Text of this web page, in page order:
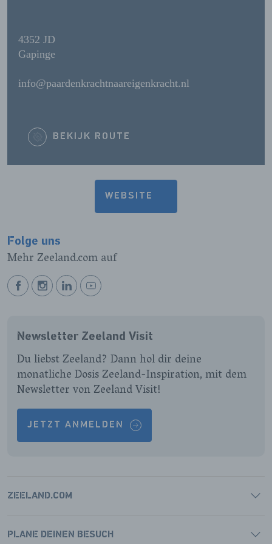
4352 JD
Gapinge
info@paardenkrachtnaareigenkracht.nl
BEKIJK ROUTE
WEBSITE
Folge uns
Mehr Zeeland.com auf
BEKIJK
PAGINA
BEKIJK
PAGINA
BEKIJK
PAGINA
BEKIJK
PAGINA
Newsletter Zeeland Visit
Du liebst Zeeland? Dann hol dir deine
monatliche Dosis Zeeland-Inspiration, mit dem
Newsletter von Zeeland Visit!
JETZT ANMELDEN
ZEELAND.COM
PLANE DEINEN BESUCH